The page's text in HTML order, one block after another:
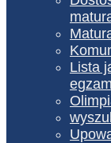
Lista